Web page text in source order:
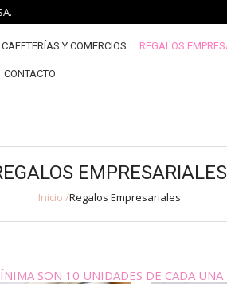
CAFETERÍAS Y COMERCIOS REGALOS
CONTACTO
EMPRESARIALES
Inicio /Regalos Empresariales
SON 10 UNIDADES DE CADA UNA